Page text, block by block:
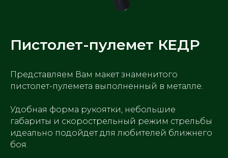
Пистолет-пулемет КЕДР
Представляем Вам макет знаменитого
пистолет-пулемета выполненный в металле.
Удобная форма рукоятки, небольшие
габариты и скорострельный режим стрельбы
идеально подойдет для любителей ближнего
боя.